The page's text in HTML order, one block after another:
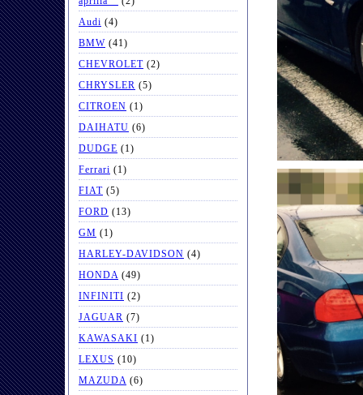
Audi (4)
BMW (41)
CHEVROLET (2)
CHRYSLER (5)
CITROEN (1)
DAIHATU (6)
DUDGE (1)
Ferrari (1)
FIAT (5)
FORD (13)
GM (1)
HARLEY-DAVIDSON (4)
HONDA (49)
INFINITI (2)
JAGUAR (7)
KAWASAKI (1)
LEXUS (10)
MAZUDA (6)